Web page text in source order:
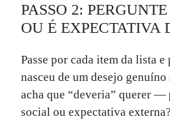
PASSO 2:
OU É EXPECTATIVA
Passe por cada item da lista e
nasceu de um desejo
acha que “deveria” querer —
social ou expectativa